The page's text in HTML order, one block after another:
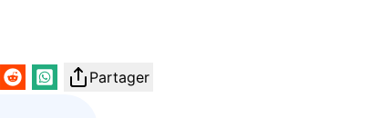
Partager